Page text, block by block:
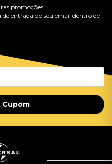
promoções.
entrada do seu email dentro de
Cupom